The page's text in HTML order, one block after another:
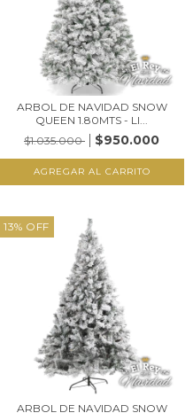
ARBOL DE NAVIDAD SNOW
QUEEN 1.80MTS - LI...
$1.035.000
$950.000
13% OFF
ARBOL DE NAVIDAD SNOW